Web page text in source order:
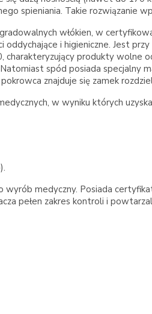
spieniania. Takie rozwiązanie
włókien, w
i higieniczne. Jest
produkty wolne
spód posiada specjalny
znajduje się zamek
w wyniku których
medyczny. Posiada
pełen zakres kontroli i